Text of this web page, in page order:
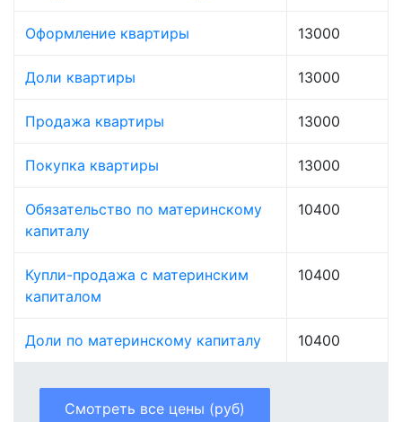
Оформление квартиры 13000
Доли квартиры 13000
Продажа квартиры 13000
Покупка квартиры 13000
Обязательство по материнскому
капиталу
10400
Купли-продажа с материнским
капиталом
10400
Доли по материнскому капиталу 10400
Смотреть все цены (руб)